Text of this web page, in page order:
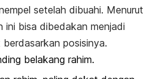
setelah dibuahi. Menurut
ini bisa dibedakan menjadi
posisinya.
belakang rahim.